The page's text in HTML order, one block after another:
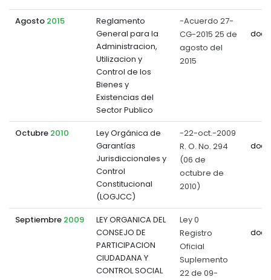
Agosto 2015
Reglamento
General para la
Administracion,
Utilizacion y
Control de los
Bienes y
Existencias del
Sector Publico
-Acuerdo 27-
CG-2015 25 de
agosto del
2015
Octubre 2010
Ley Orgánica de
Garantías
Jurisdiccionales y
Control
Constitucional
(LOGJCC)
-22-oct.-2009
R. O. No. 294
(06 de
octubre de
2010)
Septiembre 2009
LEY ORGANICA DEL
CONSEJO DE
PARTICIPACION
CIUDADANA Y
CONTROL SOCIAL
Ley 0
Registro
Oficial
Suplemento
22 de 09-